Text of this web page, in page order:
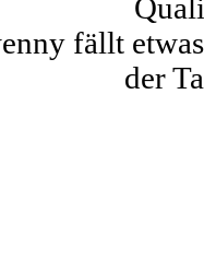
fällt
der